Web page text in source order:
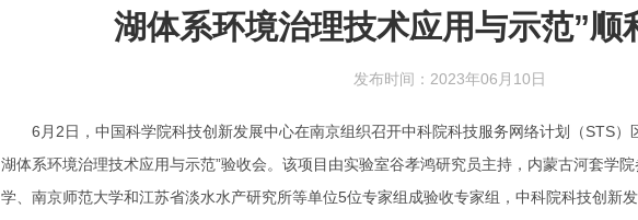
湖体系环境治理技术应用与示范”顺
发布时间：2023年06月10日
6 月 2日，中国科学院科技创新发展中心在南京组织召开中科院科技服务网络计划（STS）
湖体系环境治理技术应用与示范”验收会。该项目由实验室谷孝鸿研究员主持，内蒙古河套学
学、南京师范大学和江苏省淡水水产研究所等单位5位专家组成验收专家组，中科院科技创新